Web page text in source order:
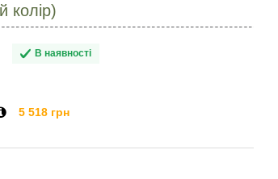
колір)
В наявності
5 518 грн